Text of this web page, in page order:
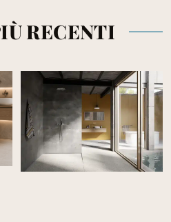
RECENTI